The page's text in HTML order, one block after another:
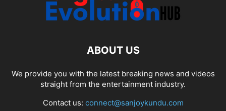
ABOUT US
We provide you with the latest breaking news and videos
straight from the entertainment industry.
Contact us: connect@sanjoykundu.com